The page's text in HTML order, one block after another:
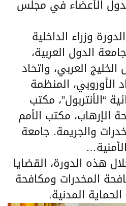
الأعضاء في مجلس
وزراء الداخلية
الدول العربية،
العربي، واتحاد
الأوروبي، المنظمة
“الأنتربول”، مكتب
الإرهاب، مكتب الأمم
والجريمة. جامعة
هذه الدورة، القضايا
المخدرات ومكافحة
المدنية.